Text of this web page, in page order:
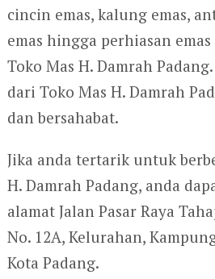
cincin emas, kalung emas,
emas hingga perhiasan
Toko Mas H. Damrah
dari Toko Mas H. Damrah
dan bersahabat.
Jika anda tertarik untuk
H. Damrah Padang, anda
alamat Jalan Pasar Raya
No. 12A, Kelurahan,
Kota Padang.